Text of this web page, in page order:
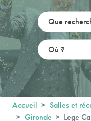
Accueil Salles et
Gironde
Lege